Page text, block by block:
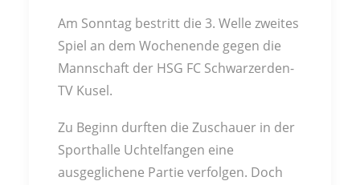
Am Sonntag bestritt die 3. Welle zweites
Spiel an dem Wochenende gegen die
Mannschaft der HSG FC Schwarzerden-
TV Kusel.
Zu Beginn durften die Zuschauer in der
Sporthalle Uchtelfangen eine
ausgeglichene Partie verfolgen. Doch